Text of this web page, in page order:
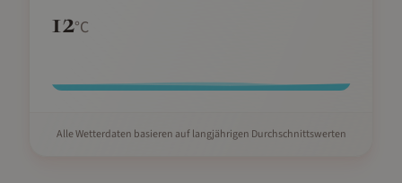
12°C
Alle Wetterdaten basieren auf langjährigen Durchschnittswerten